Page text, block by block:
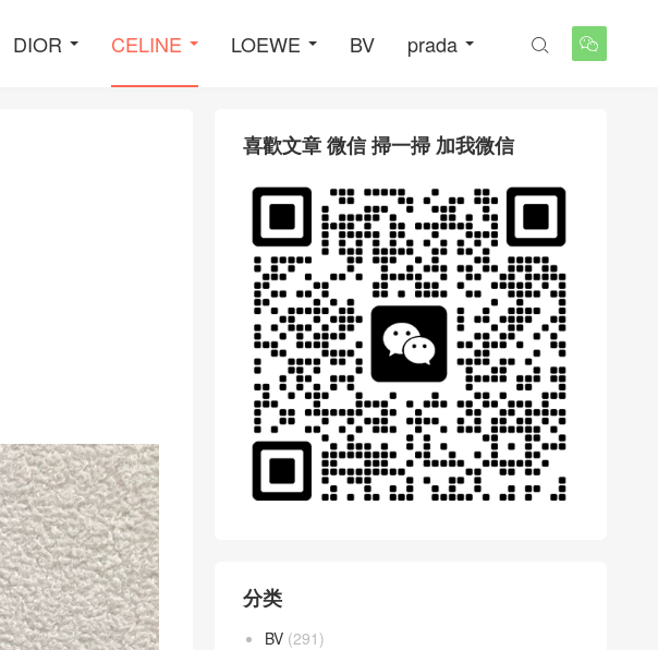
DIOR CELINE LOEWE BV prada 

喜歡文章 微信 掃一掃 加我微信
分类
BV (291)